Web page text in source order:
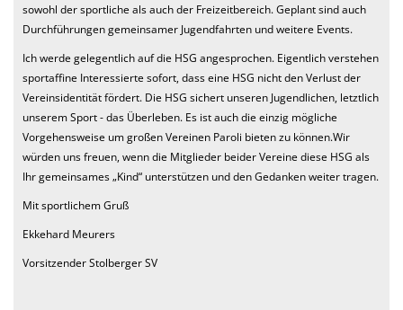
sowohl der sportliche als auch der Freizeitbereich. Geplant sind auch
Durchführungen gemeinsamer Jugendfahrten und weitere Events.
Ich werde gelegentlich auf die HSG angesprochen. Eigentlich verstehen
sportaffine Interessierte sofort, dass eine HSG nicht den Verlust der
Vereinsidentität fördert. Die HSG sichert unseren Jugendlichen, letztlich
unserem Sport - das Überleben. Es ist auch die einzig mögliche
Vorgehensweise um großen Vereinen Paroli bieten zu können.Wir
würden uns freuen, wenn die Mitglieder beider Vereine diese HSG als
Ihr gemeinsames „Kind“ unterstützen und den Gedanken weiter tragen.
Mit sportlichem Gruß
Ekkehard Meurers
Vorsitzender Stolberger SV